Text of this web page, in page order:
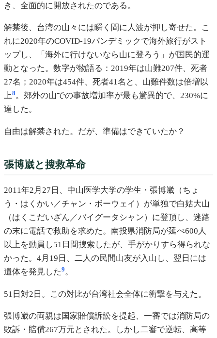
き、全面的に開放されたのである。
解禁後、台湾の山々には瞬く間に人波が押し寄せた。こ
れに2020年のCOVID-19パンデミックで海外旅行がスト
ップし、「海外に行けないなら山に登ろう」が国民的運
動となった。数字が物語る：2019年は山難207件、死者
27名；2020年は454件、死者41名と、山難件数は倍増以
上8。郊外の山での事故増加率が最も驚異的で、230%に
達した。
自由は解禁された。だが、準備はできていたか？
張博崴と搜救革命
2011年2月27日、中山医学大学の学生・張博崴（ちょ
う・はくかい／チャン・ボーウェイ）が単独で白姑大山
（はくこだいざん／バイグータシャン）に登頂し、迷路
の末に電話で救助を求めた。南投県消防局が延べ600人
以上を動員し51日間捜索したが、手がかりすら得られな
かった。4月19日、二人の民間山友が入山し、翌日には
遺体を発見した9。
51日対2日。この対比が台湾社会全体に衝撃を与えた。
張博崴の両親は国家賠償訴訟を提起、一審では消防局の
敗訴・賠償267万元とされた。しかし二審で逆転、高等